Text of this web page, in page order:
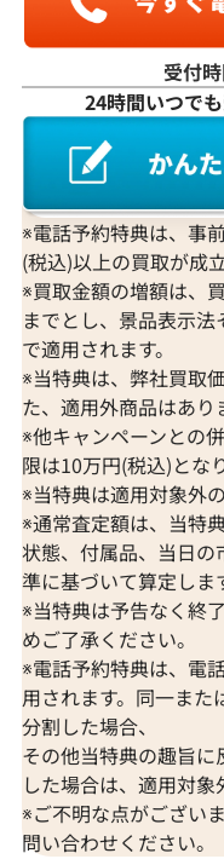
受付
24時間いつで
※電話予約特典は、事
(税込)以上の買取が成
※買取金額の増額は、
までとし、景品表示
で適用されます。
※当特典は、弊社買取
た、適用外商品はあり
※他キャンペーンとの
限は10万円(税込)とな
※当特典は適用対象外
※通常査定額は、当特
状態、付属品、当日
準に基づいて算定しま
※当特典は予告なく終
めご了承ください。
※電話予約特典は、電
用されます。同一また
分割した場合、
その他当特典の趣旨
した場合は、適用対象
※ご不明な点がござい
問い合わせください。